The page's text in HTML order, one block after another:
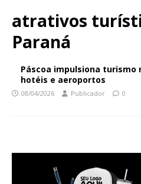
atrativos
Paraná
Páscoa impulsiona turismo
hotéis e aeroportos
08/04/2026 Publicador 0